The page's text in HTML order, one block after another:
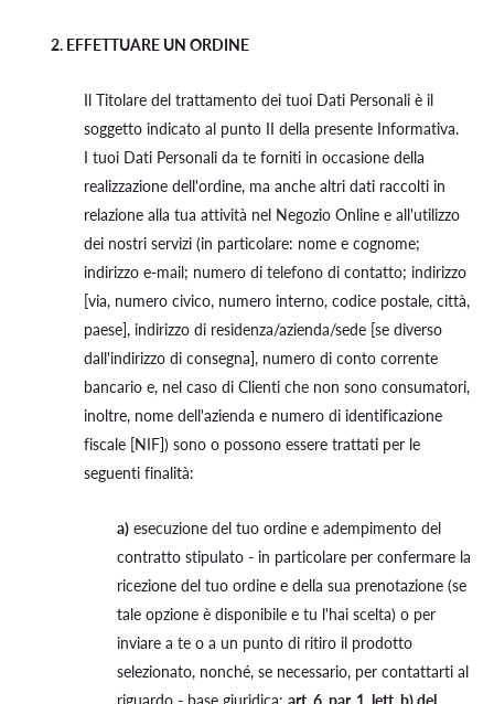
2. EFFETTUARE UN ORDINE
Il Titolare del trattamento dei tuoi Dati Personali è il
soggetto indicato al punto II della presente Informativa.
I tuoi Dati Personali da te forniti in occasione della
realizzazione dell'ordine, ma anche altri dati raccolti in
relazione alla tua attività nel Negozio Online e all'utilizzo
dei nostri servizi (in particolare: nome e cognome;
indirizzo e-mail; numero di telefono di contatto; indirizzo
[via, numero civico, numero interno, codice postale, città,
paese], indirizzo di residenza/azienda/sede [se diverso
dall'indirizzo di consegna], numero di conto corrente
bancario e, nel caso di Clienti che non sono consumatori,
inoltre, nome dell'azienda e numero di identificazione
fiscale [NIF]) sono o possono essere trattati per le
seguenti finalità:
a) esecuzione del tuo ordine e adempimento del
contratto stipulato - in particolare per confermare la
ricezione del tuo ordine e della sua prenotazione (se
tale opzione è disponibile e tu l'hai scelta) o per
inviare a te o a un punto di ritiro il prodotto
selezionato, nonché, se necessario, per contattarti al
riguardo - base giuridica: art. 6, par. 1, lett. b) del